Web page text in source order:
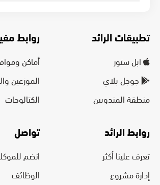
تطبيقات الرائد
ابل ستور
جوجل بلاي
منطقة المندوبين
روابط
أماكن
الموزعين
الكتالوجات
روابط الرائد
تعرف علينا أكثر
إدارة مشروع
تواصل
انضم
الوظائف